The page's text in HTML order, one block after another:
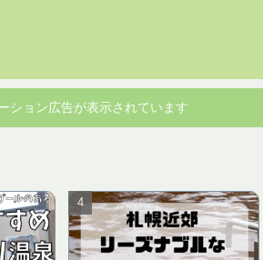
ション広告が表示されています